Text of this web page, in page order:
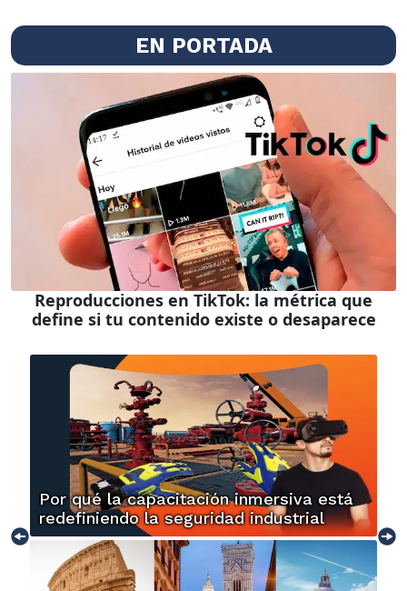
EN PORTADA
Reproducciones en TikTok: la métrica que
define si tu contenido existe o desaparece
Por qué la capacitación inmersiva está
redefiniendo la seguridad industrial